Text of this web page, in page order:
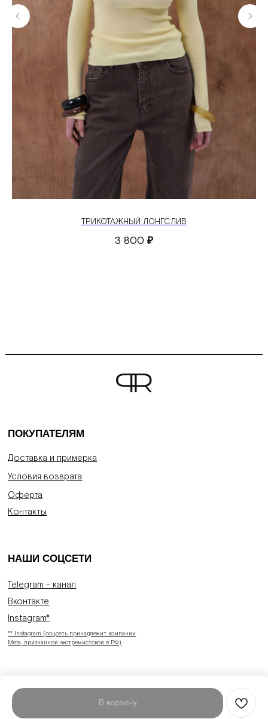
В корзину
ТРИКОТАЖНЫЙ ЛОНГСЛИВ
3 800 ₽
ПОКУПАТЕЛЯМ
НАШИ СОЦСЕТИ
Telegram - канал
Вконтакте
Instagram*
** Instagram (соцсеть принадлежит компании
Meta, признанной экстремистской в РФ)
Доставка и примерка
Условия возврата
Оферта
Контакты